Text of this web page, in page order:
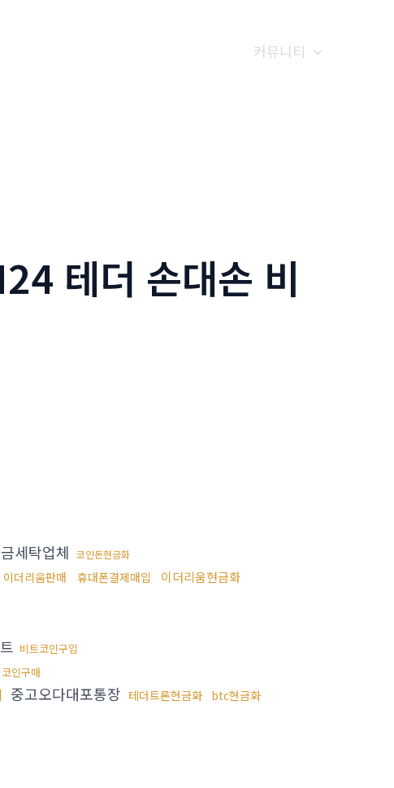
커뮤니티
테더 손대손 비
세탁업체 코인돈현금화
이더리움판매 휴대폰결제매입
이더리움현금화
비트코인구입
인구매
중고오다대포통장 테더트론현금화 btc현금화